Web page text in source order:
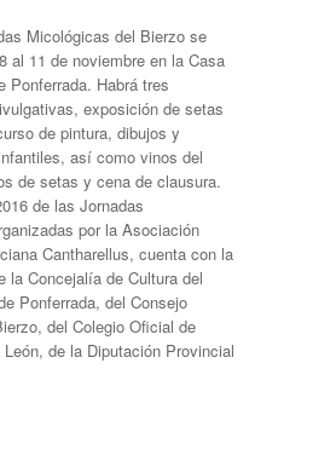
Micológicas del Bierzo se
al 11 de noviembre en la Casa
Ponferrada. Habrá tres
exposición de setas
de pintura, dibujos y
así como vinos del
de setas y cena de clausura.
de las Jornadas
por la Asociación
Cantharellus, cuenta con la
la Concejalía de Cultura del
Ponferrada, del Consejo
del Colegio Oficial de
de la Diputación Provincial